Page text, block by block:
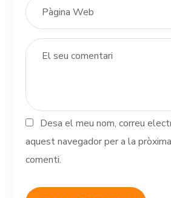
Desa el meu nom, correu
aquest navegador per a la
comenti.